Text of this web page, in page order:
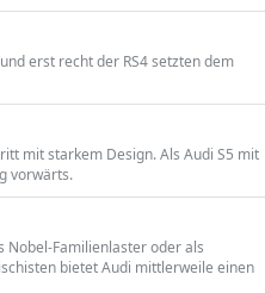
erst recht der RS4 setzten dem
mit starkem Design. Als Audi S5 mit
vorwärts.
Nobel-Familienlaster oder als
bietet Audi mittlerweile einen